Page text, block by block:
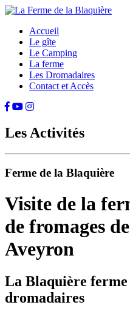
Accueil
Le gîte
Le Camping
La ferme
Les Dromadaires
Contact et Accès
Les Activités
Ferme de la Blaquière
Visite de la
de fromages
Aveyron
La Blaquière
dromadaires